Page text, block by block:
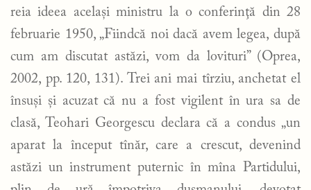
reia ideea acelaşi ministru la o conferinţă din 28
februarie 1950, „Fiindcă noi dacă avem legea, după
cum am discutat astăzi, vom da lovituri” (Oprea,
2002, pp. 120, 131). Trei ani mai tîrziu, anchetat el
însuși şi acuzat că nu a fost vigilent în ura sa de
clasă, Teohari Georgescu declara că a condus „un
aparat la început tînăr, care a crescut, devenind
astăzi un instrument puternic în mîna Partidului,